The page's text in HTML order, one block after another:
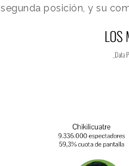
segunda posición, y su